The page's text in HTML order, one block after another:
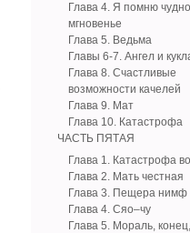
Глава 4. Я помню
мгновенье
Глава 5. Ведьма
Главы 6-7. Ангел и
Глава 8. Счастливые
возможности качелей
Глава 9. Мат
Глава 10. Катастрофа
ЧАСТЬ ПЯТАЯ
Глава 1. Катастрофа
Глава 2. Мать честная
Глава 3. Пещера нимф
Глава 4. Сяо–чу
Глава 5. Мораль,